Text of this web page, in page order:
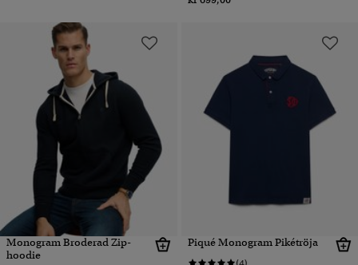
Monogram Broderad Zip-
hoodie
Piqué Monogram Pikétröja